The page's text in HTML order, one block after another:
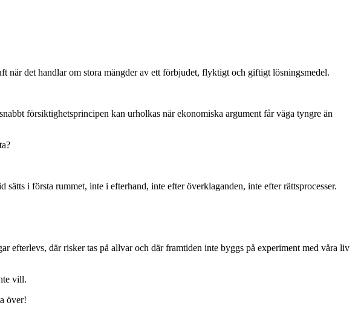
när det handlar om stora mängder av ett förbjudet, flyktigt och giftigt lösningsmedel.
försiktighetsprincipen kan urholkas när ekonomiska argument får väga tyngre än
i första rummet, inte i efterhand, inte efter överklaganden, inte efter rättsprocesser.
efterlevs, där risker tas på allvar och där framtiden inte byggs på experiment med våra liv
vill.
över!